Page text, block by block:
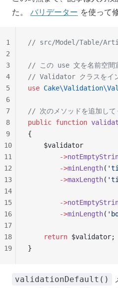
た。 バリデーター を使って
// src/Model/Table/
// この use 文を名前空間
// Validator クラスをイン
use
// 次のメソッドを追加して
public function
{
    $validator
        ->
        ->
minLength(
        ->
maxLength(
        ->
        ->
minLength(
    return
$validator;
}
1
2
3
4
5
6
7
8
9
10
11
12
13
14
15
16
17
18
19
validationDefault()